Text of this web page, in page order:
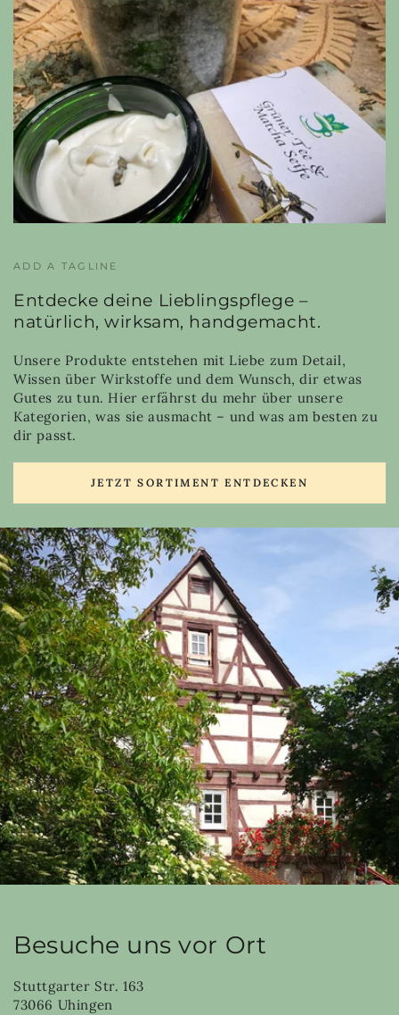
ADD A TAGLINE
Entdecke deine Lieblingspflege –
natürlich, wirksam, handgemacht.
Unsere Produkte entstehen mit Liebe zum Detail,
Wissen über Wirkstoffe und dem Wunsch, dir etwas
Gutes zu tun. Hier erfährst du mehr über unsere
Kategorien, was sie ausmacht – und was am besten zu
dir passt.
JETZT SORTIMENT ENTDECKEN
Besuche uns vor Ort
Stuttgarter Str. 163
73066 Uhingen